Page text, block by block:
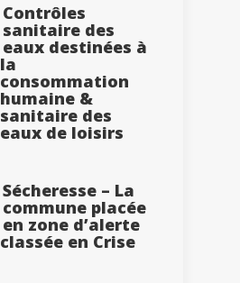
Contrôles
sanitaire des
eaux destinées à
la
consommation
humaine &
sanitaire des
eaux de loisirs
Sécheresse – La
commune placée
en zone d’alerte
classée en Crise